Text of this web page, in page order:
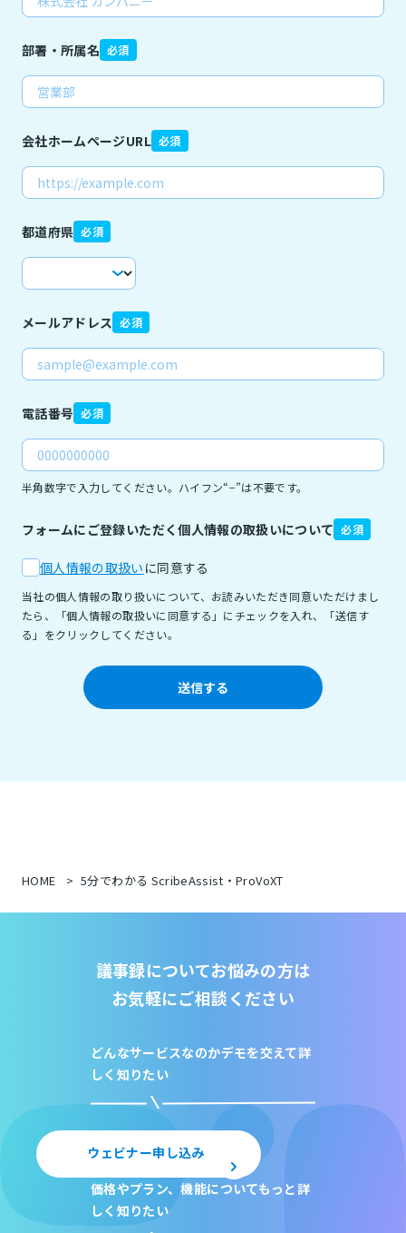
HOME 5分でわかる ScribeAssist・ProVoXT
議事録についてお悩みの方は
お気軽にご相談ください
どんなサービスなのかデモを交えて詳
しく知りたい
ウェビナー申し込み
価格やプラン、機能についてもっと詳
しく知りたい